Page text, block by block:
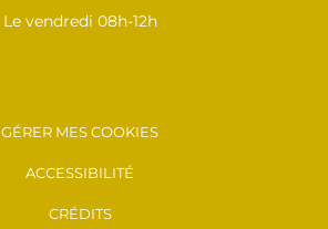
Le vendredi 08h-12h
GÉRER MES COOKIES
ACCESSIBILITÉ
CRÉDITS